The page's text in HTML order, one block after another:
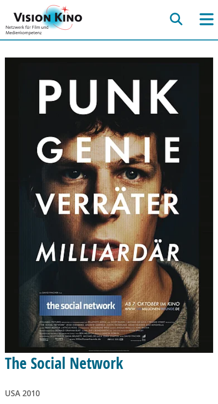
The Social Network
USA 2010